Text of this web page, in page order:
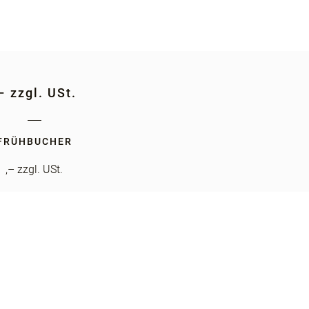
zzgl. USt.
,– zzgl. USt.